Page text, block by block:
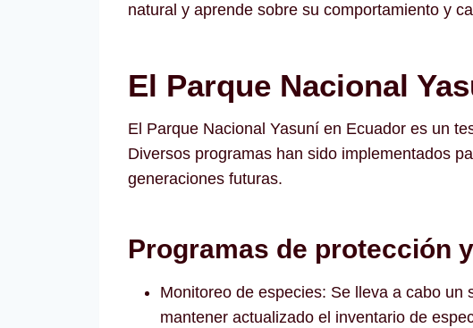
natural y aprende sobre su comportamiento y
El Parque Nacional
El Parque Nacional Yasuní en Ecuador es un
Diversos programas han sido implementados
generaciones futuras.
Programas de protección
Monitoreo de especies: Se lleva a cabo
mantener actualizado el inventario de